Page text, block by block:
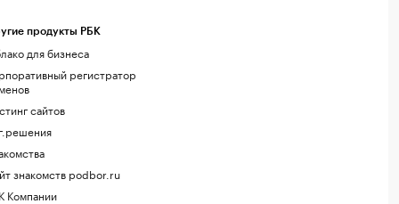
продукты РБК
для бизнеса
регистратор
сайтов
знакомств podbor.ru
Компании